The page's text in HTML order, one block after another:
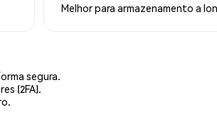
Melhor para armazenamento a
segura.
(2FA).